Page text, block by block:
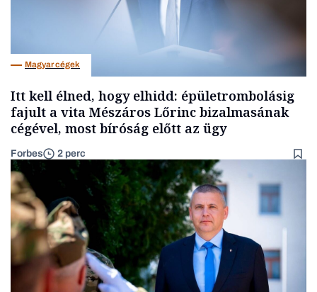
Magyar cégek
Itt kell élned, hogy elhidd: épületrombolásig
fajult a vita Mészáros Lőrinc bizalmasának
cégével, most bíróság előtt az ügy
Forbes 2 perc